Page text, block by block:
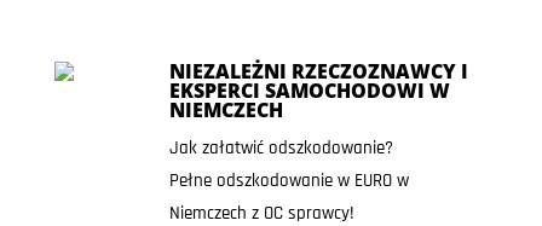
NIEZALEŻNI RZECZOZNAWCY I
EKSPERCI SAMOCHODOWI W
NIEMCZECH
Jak załatwić odszkodowanie?
Pełne odszkodowanie w EURO w
Niemczech z OC sprawcy!